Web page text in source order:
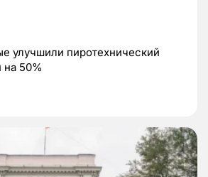
улучшили пиротехнический
на 50%